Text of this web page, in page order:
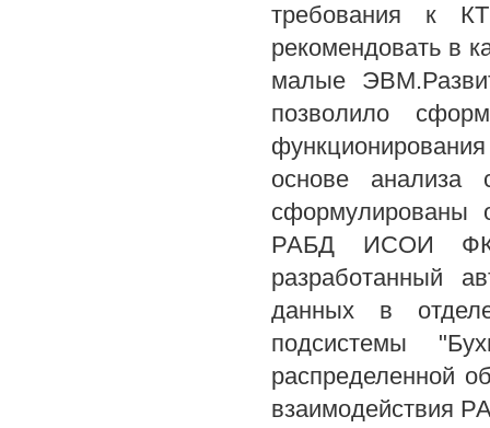
требования к
рекомендовать в
малые
позволило
основе анализа
сформулированы
РАБД ИСОИ ФКО
разработанный
данных в
подсистемы
распределенной
взаимодействия